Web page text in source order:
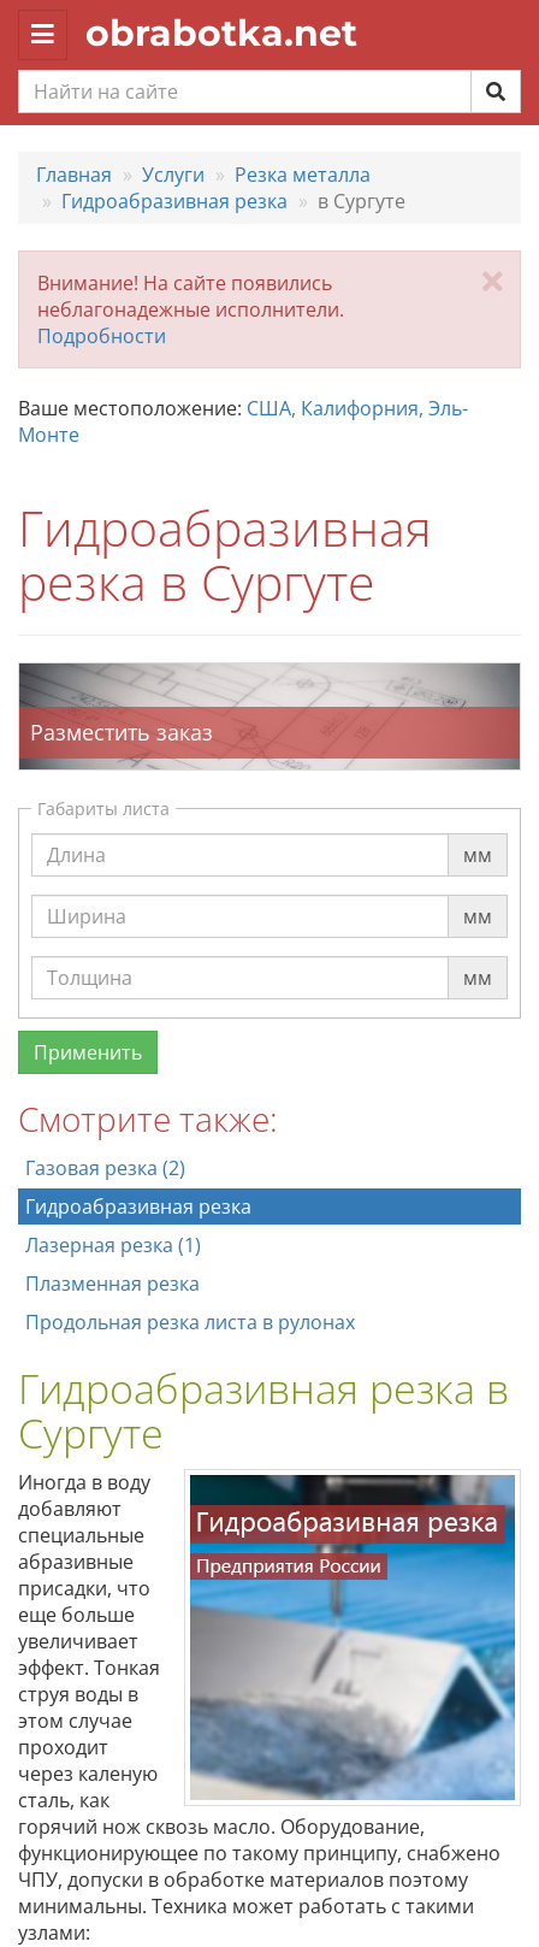
Toggle
navigation
obrabotka.net
Главная Услуги
Резка металла
Гидроабразивная резка
в Сургуте
Внимание! На сайте появились
неблагонадежные исполнители.
Подробности
Ваше местоположение: США, Калифорния, Эль-
Монте
Гидроабразивная
резка в Сургуте
Разместить заказ
Габариты листа
мм
мм
мм
Смотрите также:
Газовая резка (2)
Гидроабразивная резка
Лазерная резка (1)
Плазменная резка
Продольная резка листа в рулонах
Гидроабразивная резка в
Сургуте
Иногда в воду
добавляют
специальные
абразивные
присадки, что
еще больше
увеличивает
эффект. Тонкая
струя воды в
этом случае
проходит
через каленую
сталь, как
горячий нож сквозь масло. Оборудование,
функционирующее по такому принципу, снабжено
ЧПУ, допуски в обработке материалов поэтому
минимальны. Техника может работать с такими
узлами: